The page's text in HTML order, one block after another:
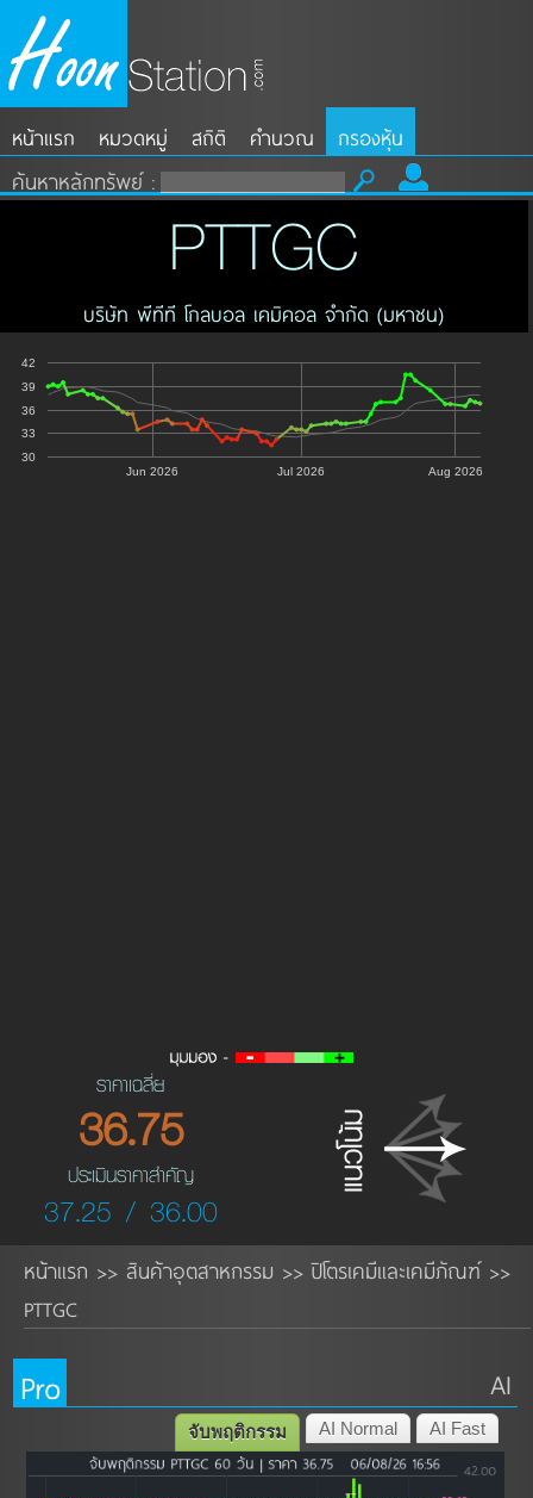
หน้าแรก หมวดหมู่ สถิติ คำนวณ กรองหุ้น
ค้นหาหลักทรัพย์ :
PTTGC
บริษัท พีทีที โกลบอล เคมิคอล จำกัด (มหาชน)
Jun 2026 Jul 2026 Aug 2026
30
33
36
39
42
ราคาเฉลี่ย
36.75
ประเมินราคาสำคัญ
37.25 / 36.00
หน้าแรก >> สินค้าอุตสาหกรรม >>ปิโตรเคมีและเคมีภัณฑ์>>
PTTGC
Pro AI
AI Fast
AI Normal
จับพฤติกรรม